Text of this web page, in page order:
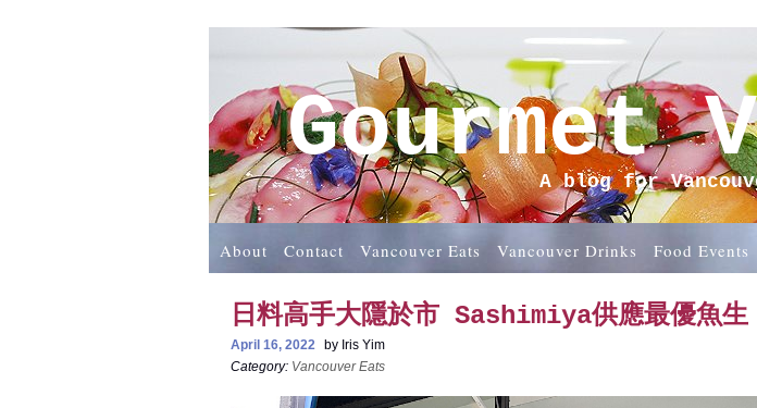
Gourmet
A blog for
About Contact Vancouver Eats Vancouver Drinks Food Events
日料高手大隱於市 Sashimiya供應最優魚生
April 16, 2022 by Iris Yim
Category: Vancouver Eats